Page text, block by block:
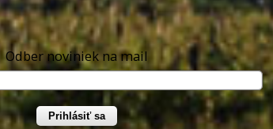
Odber noviniek na mail
Prihlásiť sa